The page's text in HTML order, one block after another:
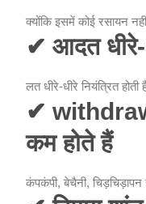
क्योंकि इसमें कोई रसायन नहीं
✔ आदत धीरे-
लत धीरे-धीरे नियंत्रित होती
✔
कम होते हैं
कंपकंपी, बेचैनी,